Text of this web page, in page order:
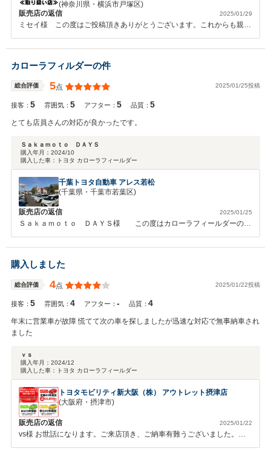
(神奈川県・横浜市戸塚区)
販売店の返信
2025/01/29
ミセイ様 この度はご投稿頂きありがとうございます。これからも親切
ませ。土日は無料WAX洗車を実施しておりますのでMアプリをダウンロ
店長より
カローラフィルダーの件
総合評価 5点 2025/01/25投稿
接客：5 雰囲気：5 アフター：5 品質：5
とても店員さんの対応が良かったです。
Ｓａｋａｍｏｔｏ ＤＡＹＳ
購入年月： 2024/10
購入した車：
トヨタ カローラフィールダー
千葉トヨタ自動車 アレス若松
(千葉県・千葉市若葉区)
販売店の返信 2025/01/25
Ｓａｋａｍｏｔｏ ＤＡＹＳ様 この度はカローラフィールダーのご
契約ありがとうございました。また、クチコミでの高評価とお褒めのお
言葉大変うれしく思います。今後とも何かありましたら小さな事でも、
ご相談いただければと思います。
購入しました
総合評価 4点 2025/01/22投稿
接客：5 雰囲気：4 アフター：- 品質：4
年末に営業車が故障 慌てて次の車を探しましたが迅速な対応で無事納車され
ました
ｖｓ
購入年月： 2024/12
購入した車：
トヨタ カローラフィールダー
トヨタモビリティ新大阪（株） アウトレット摂津店
(大阪府・摂津市)
販売店の返信 2025/01/22
vs様 お世話になります。ご来店頂き、ご納車有難うございました。お